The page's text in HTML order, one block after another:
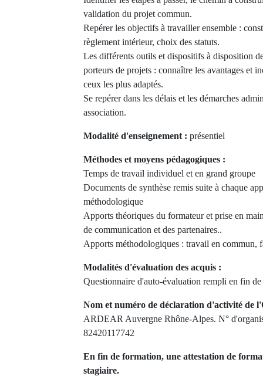
validation du projet commun.
Repérer les objectifs à travailler ensemble :
règlement intérieur, choix des statuts.
Les différents outils et dispositifs à disposition
porteurs de projets : connaître les avantages et
ceux les plus adaptés.
Se repérer dans les délais et les démarches
association.
Modalité d'enseignement : présentiel
Méthodes et moyens pédagogiques :
Temps de travail individuel et en grand groupe
Documents de synthèse remis suite à chaque
méthodologique
Apports théoriques du formateur et prise en
de communication et des partenaires..
Apports méthodologiques : travail en
Modalités d'évaluation des acquis :
Questionnaire d'auto-évaluation rempli en fin
Nom et numéro de déclaration d'activité de
ARDEAR Auvergne Rhône-Alpes. N°
82420117742
En fin de formation, une attestation de
stagiaire.